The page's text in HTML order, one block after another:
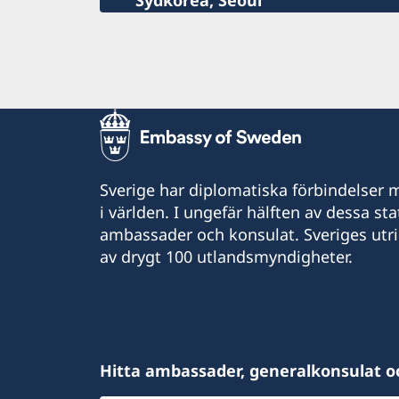
Hälso- och sjukvård
Sverige har diplomatiska förbindelser
i världen. I ungefär hälften av dessa
ambassader och konsulat. Sveriges
av drygt 100 utlandsmyndigheter.
Hitta ambassader, generalkonsulat